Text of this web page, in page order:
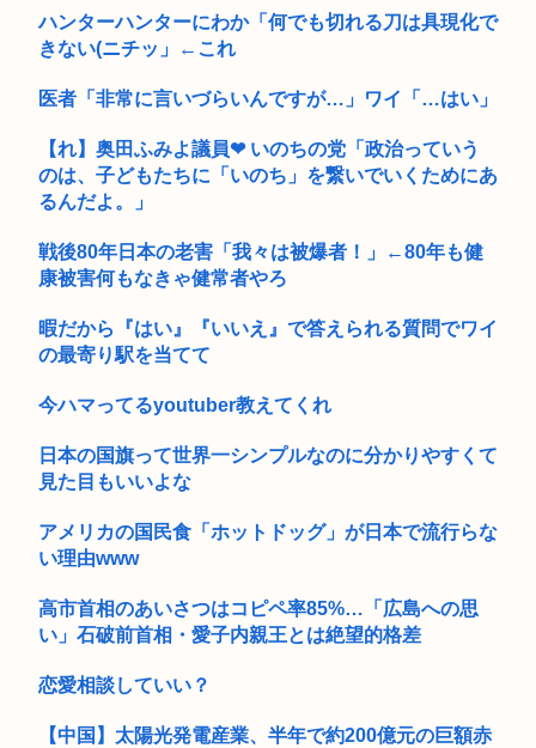
ハンターハンターにわか「何でも切れる刀は具現化で
きない(ニチッ」←これ
医者「非常に言いづらいんですが…」ワイ「…はい」
【れ】奥田ふみよ議員❤‍ いのちの党「政治っていう
のは、子どもたちに「いのち」を繋いでいくためにあ
るんだよ。」
戦後80年日本の老害「我々は被爆者！」←80年も健
康被害何もなきゃ健常者やろ
暇だから『はい』『いいえ』で答えられる質問でワイ
の最寄り駅を当てて
今ハマってるyoutuber教えてくれ
日本の国旗って世界一シンプルなのに分かりやすくて
見た目もいいよな
アメリカの国民食「ホットドッグ」が日本で流行らな
い理由www
高市首相のあいさつはコピペ率85%…「広島への思
い」石破前首相・愛子内親王とは絶望的格差
恋愛相談していい？
【中国】太陽光発電産業、半年で約200億元の巨額赤